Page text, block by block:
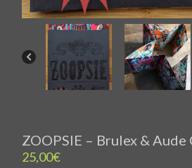
ZOOPSIE – Brulex & Aude
25,00€